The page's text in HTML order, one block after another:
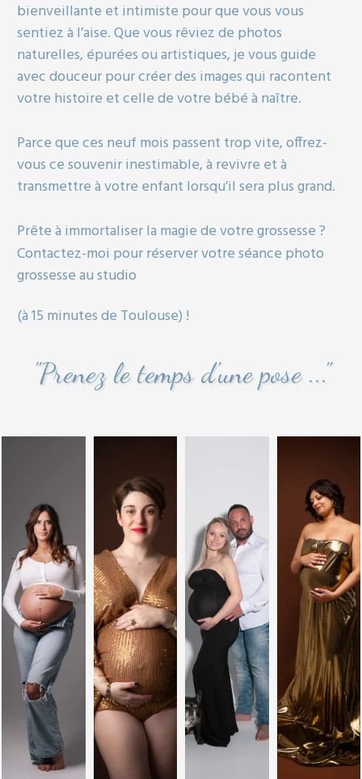
bienveillante et intimiste pour que vous vous
sentiez à l’aise. Que vous rêviez de photos
naturelles, épurées ou artistiques, je vous guide
avec douceur pour créer des images qui racontent
votre histoire et celle de votre bébé à naître.
Parce que ces neuf mois passent trop vite, offrez-
vous ce souvenir inestimable, à revivre et à
transmettre à votre enfant lorsqu’il sera plus grand.
Prête à immortaliser la magie de votre grossesse ?
Contactez-moi pour réserver votre séance photo
grossesse au studio
(à 15 minutes de Toulouse) !
"Prenez le temps d'une pose ..."